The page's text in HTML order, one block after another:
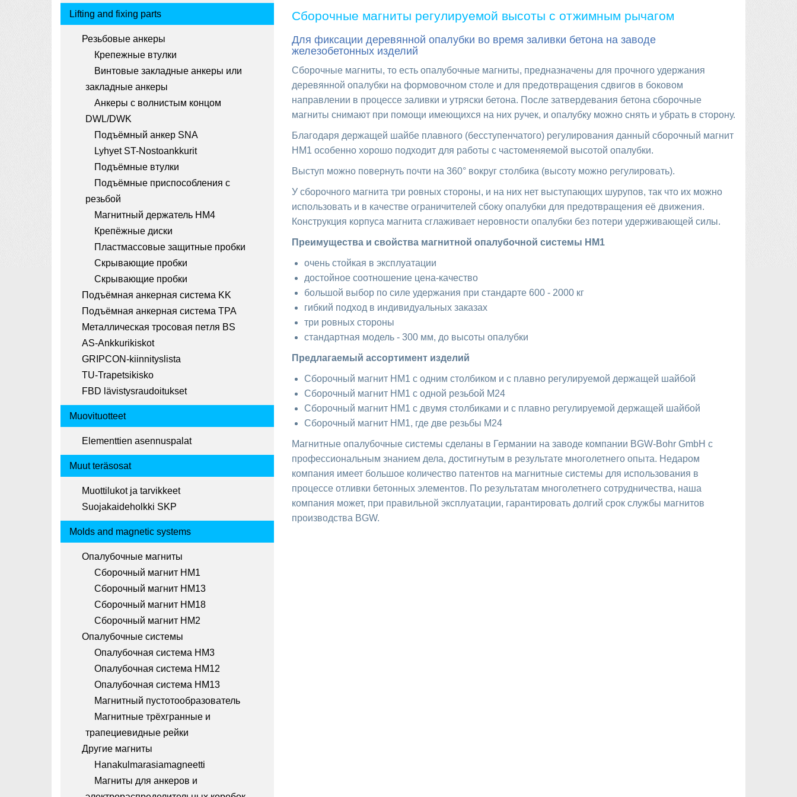
a
t
n
Tuotemenu
Lifting and fixing parts
Резьбовые анкеры
Крепежные втулки
Винтовые закладные анкеры или
закладные анкеры
Анкеры с волнистым концом
DWL/DWK
Подъёмный анкер SNA
Lyhyet ST-Nostoankkurit
Подъёмные втулки
Подъёмные приспособления с
резьбой
Магнитный держатель HM4
Крепёжные диски
Пластмассовые защитные пробки
Скрывающие пробки
Скрывающие пробки
Подъёмная анкерная система KK
Подъёмная анкерная система TPA
Металлическая тросовая петля BS
AS-Ankkurikiskot
GRIPCON-kiinnityslista
TU-Trapetsikisko
FBD lävistysraudoitukset
Muovituotteet
Elementtien asennuspalat
Muut teräsosat
Muottilukot ja tarvikkeet
Suojakaideholkki SKP
Molds and magnetic systems
Опалубочные магниты
Сборочный магнит HM1
Сборочный магнит HM13
Сборочный магнит HM18
Сборочный магнит HM2
Опалубочные системы
Опалубочная система HM3
Опалубочная система HM12
Опалубочная система HM13
Магнитный пустотообразователь
Магнитные трёхгранные и
трапециевидные рейки
Другие магниты
Hanakulmarasiamagneetti
Магниты для анкеров и
Сборочные магниты регулируемой высоты с отжимным рычагом
Для фиксации деревянной опалубки во время заливки бетона на заводе
железобетонных изделий
Сборочные магниты, то есть опалубочные магниты, предназначены для прочного удержания
деревянной опалубки на формовочном столе и для предотвращения сдвигов в боковом
направлении в процессе заливки и утряски бетона. После затвердевания бетона сборочные
магниты снимают при помощи имеющихся на них ручек, и опалубку можно снять и убрать в сторону.
Благодаря держащей шайбе плавного (бесступенчатого) регулирования данный сборочный магнит
HM1 особенно хорошо подходит для работы с частоменяемой высотой опалубки.
Выступ можно повернуть почти на 360° вокруг столбика (высоту можно регулировать).
У сборочного магнита три ровных стороны, и на них нет выступающих шурупов, так что их можно
использовать и в качестве ограничителей сбоку опалубки для предотвращения её движения.
Конструкция корпуса магнита сглаживает неровности опалубки без потери удерживающей силы.
Преимущества и свойства магнитной опалубочной системы HM1
очень стойкая в эксплуатации
достойное соотношение цена-качество
большой выбор по силе удержания при стандарте 600 - 2000 кг
гибкий подход в индивидуальных заказах
три ровных стороны
стандартная модель - 300 мм, до высоты опалубки
Предлагаемый ассортимент изделий
Сборочный магнит HM1 с одним столбиком и с плавно регулируемой держащей шайбой
Сборочный магнит HM1 с одной резьбой M24
Сборочный магнит HM1 с двумя столбиками и с плавно регулируемой держащей шайбой
Сборочный магнит HM1, где две резьбы M24
Магнитные опалубочные системы сделаны в Германии на заводе компании BGW-Bohr GmbH с
профессиональным знанием дела, достигнутым в результате многолетнего опыта. Недаром
компания имеет большое количество патентов на магнитные системы для использования в
процессе отливки бетонных элементов. По результатам многолетнего сотрудничества, наша
компания может, при правильной эксплуатации, гарантировать долгий срок службы магнитов
производства BGW.